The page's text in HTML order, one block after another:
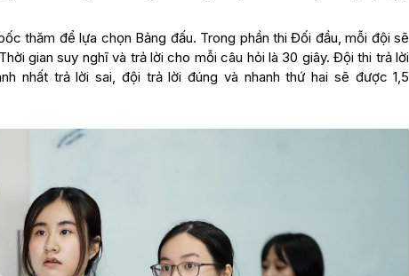
thăm để lựa chọn Bảng đấu. Trong phần thi Đối đầu, mỗi đội sẽ
gian suy nghĩ và trả lời cho mỗi câu hỏi là 30 giây. Đội thi trả lời
nhất trả lời sai, đội trả lời đúng và nhanh thứ hai sẽ được 1,5